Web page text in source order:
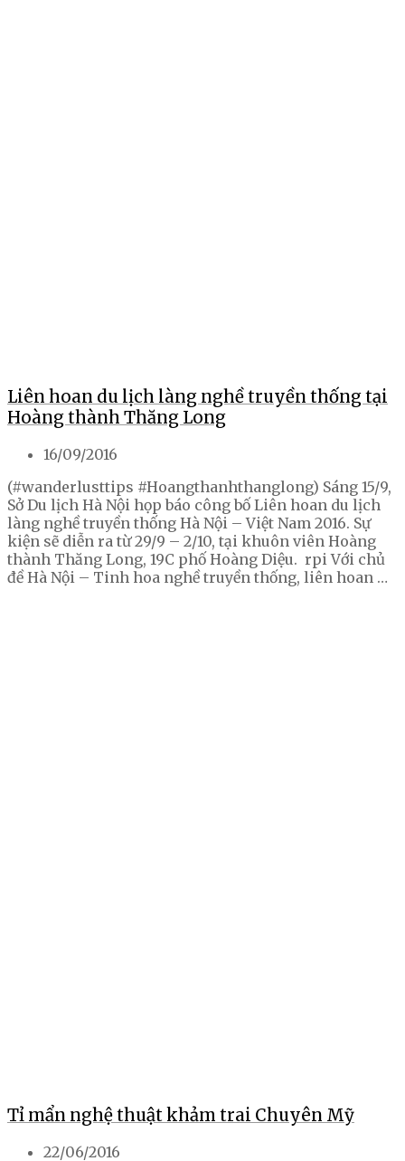
Liên hoan du lịch làng nghề truyền thống tại
Hoàng thành Thăng Long
16/09/2016
(#wanderlusttips #Hoangthanhthanglong) Sáng 15/9,
Sở Du lịch Hà Nội họp báo công bố Liên hoan du lịch
làng nghề truyền thống Hà Nội – Việt Nam 2016. Sự
kiện sẽ diễn ra từ 29/9 – 2/10, tại khuôn viên Hoàng
thành Thăng Long, 19C phố Hoàng Diệu. rpi Với chủ
đề Hà Nội – Tinh hoa nghề truyền thống, liên hoan …
Tỉ mẩn nghệ thuật khảm trai Chuyên Mỹ
22/06/2016